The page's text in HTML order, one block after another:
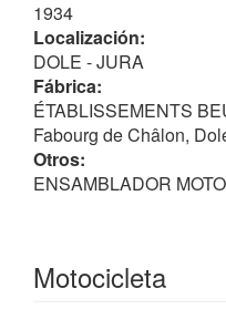
1934
Localización:
DOLE - JURA
Fábrica:
ÉTABLISSEMENTS
Fabourg de Châlon,
Otros:
ENSAMBLADOR
Motocicleta